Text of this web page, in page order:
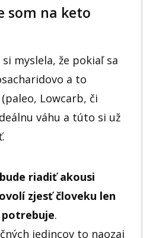
som na keto
myslela, že pokiaľ sa
a to
Lowcarb, či
váhu a túto si už
riadiť akousi
zjesť človeku len
.
jedincov to naozaj